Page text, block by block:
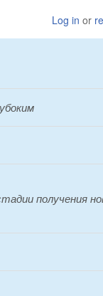
Log in or
получения